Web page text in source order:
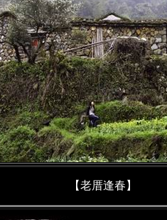
【老厝逢春】